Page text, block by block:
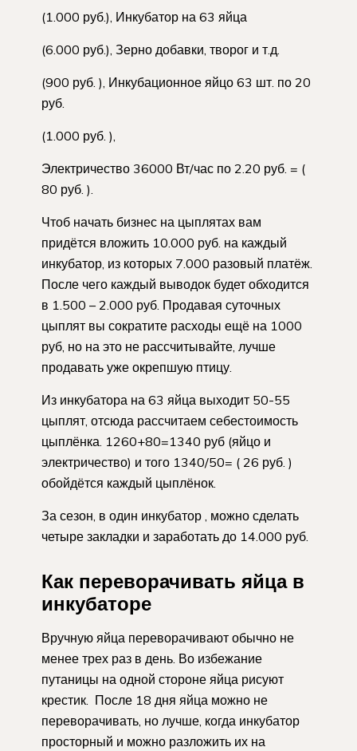
(1.000 руб.), Инкубатор на 63 яйца
(6.000 руб.), Зерно добавки, творог и т.д.
(900 руб. ), Инкубационное яйцо 63 шт. по 20
руб.
(1.000 руб. ),
Электричество 36000 Вт/час по 2.20 руб. = (
80 руб. ).
Чтоб начать бизнес на цыплятах вам
придётся вложить 10.000 руб. на каждый
инкубатор, из которых 7.000 разовый платёж.
После чего каждый выводок будет обходится
в 1.500 – 2.000 руб. Продавая суточных
цыплят вы сократите расходы ещё на 1000
руб, но на это не рассчитывайте, лучше
продавать уже окрепшую птицу.
Из инкубатора на 63 яйца выходит 50-55
цыплят, отсюда рассчитаем себестоимость
цыплёнка. 1260+80=1340 руб (яйцо и
электричество) и того 1340/50= ( 26 руб. )
обойдётся каждый цыплёнок.
За сезон, в один инкубатор , можно сделать
четыре закладки и заработать до 14.000 руб.
Как переворачивать яйца в
инкубаторе
Вручную яйца переворачивают обычно не
менее трех раз в день. Во избежание
путаницы на одной стороне яйца рисуют
крестик. После 18 дня яйца можно не
переворачивать, но лучше, когда инкубатор
просторный и можно разложить их на